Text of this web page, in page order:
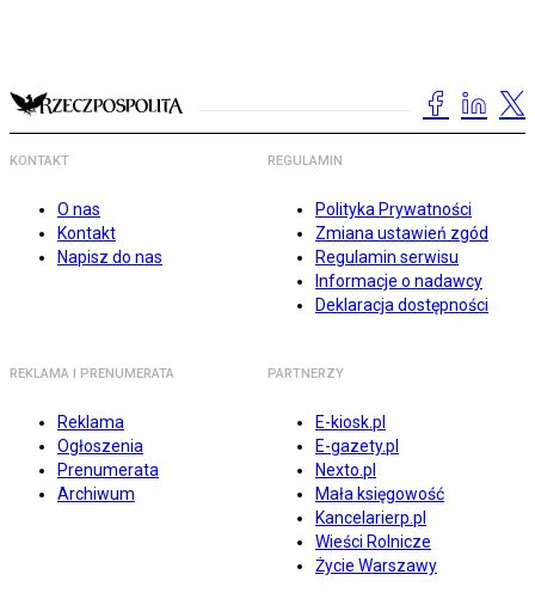
KONTAKT
O nas
Kontakt
Napisz do nas
REGULAMIN
Polityka Prywatności
Zmiana ustawień zgód
Regulamin serwisu
Informacje o nadawcy
Deklaracja dostępności
REKLAMA I PRENUMERATA
Reklama
Ogłoszenia
Prenumerata
Archiwum
PARTNERZY
E-kiosk.pl
E-gazety.pl
Nexto.pl
Mała księgowość
Kancelarierp.pl
Wieści Rolnicze
Życie Warszawy